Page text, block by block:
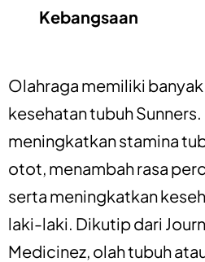
Kebangsaan
Olahraga memiliki
kesehatan tubuh Sunners.
meningkatkan stamina
otot, menambah rasa
serta meningkatkan
laki-laki. Dikutip dari
Medicinez, olah tubuh